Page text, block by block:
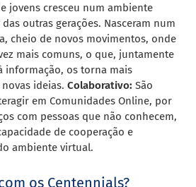
jovens cresceu num ambiente
outras gerações. Nasceram num
cheio de novos movimentos, onde
mais comuns, o que, juntamente
informação, os torna mais
ideias. Colaborativo: São
em Comunidades Online, por
com pessoas que não conhecem,
de cooperação e
ambiente virtual.
os Centennials?